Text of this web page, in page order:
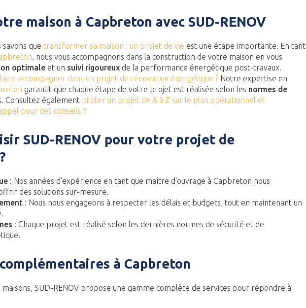
maison à Capbreton avec SUD-RENOV
savons que transformer sa maison : un projet de vie est une étape importante. En tant
, nous vous accompagnons dans la construction de votre maison en vous
optimale et un suivi rigoureux de la performance énergétique post-travaux.
accompagner dans un projet de rénovation énergétique ? Notre expertise en
garantit que chaque étape de votre projet est réalisée selon les normes de
Consultez également piloter un projet de A à Z sur le plan opérationnel et
pour des conseils ?
SUD-RENOV pour votre projet de
: Nos années d'expérience en tant que maître d'ouvrage à Capbreton nous
des solutions sur-mesure.
: Nous nous engageons à respecter les délais et budgets, tout en maintenant un
: Chaque projet est réalisé selon les dernières normes de sécurité et de
à Capbreton
SUD-RENOV propose une gamme complète de services pour répondre à